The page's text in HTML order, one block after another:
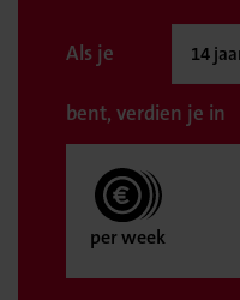
Als je
bent, verdien je in
per week